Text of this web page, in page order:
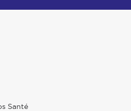
Santé